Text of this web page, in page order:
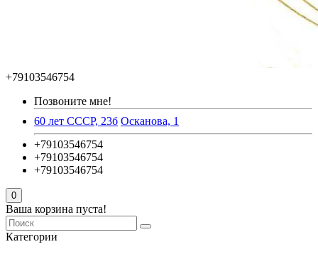
+79103546754
Позвоните мне!
60 лет СССР, 23б Осканова, 1
+79103546754
+79103546754
+79103546754
0
Ваша корзина пуста!
Категории